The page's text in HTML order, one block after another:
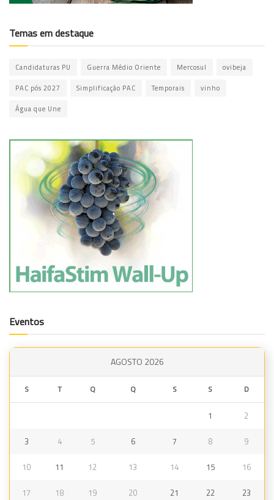
Temas em destaque
Candidaturas PU Guerra Médio Oriente Mercosul ovibeja
PAC pós 2027 Simplificação PAC Temporais vinho
Água que Une
Eventos
AGOSTO 2026
S T Q Q S S D
1 2
3 4 5 6 7 8 9
10 11 12 13 14 15 16
17 18 19 20 21 22 23